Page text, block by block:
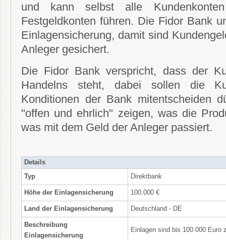
und kann selbst alle
Festgeldkonten führen. Die Fidor Bank
Einlagensicherung, damit sind
Anleger gesichert.
Die Fidor Bank verspricht, dass der
Handelns steht, dabei sollen die
Konditionen der Bank mitentscheiden
"offen und ehrlich" zeigen, was die
was mit dem Geld der Anleger passiert.
Details
Typ
Direktbank
Höhe der Einlagensicherung 100.000 €
Land der Einlagensicherung Deutschland - DE
Beschreibung
Einlagensicherung
Einlagen sind bis 100.000 Euro